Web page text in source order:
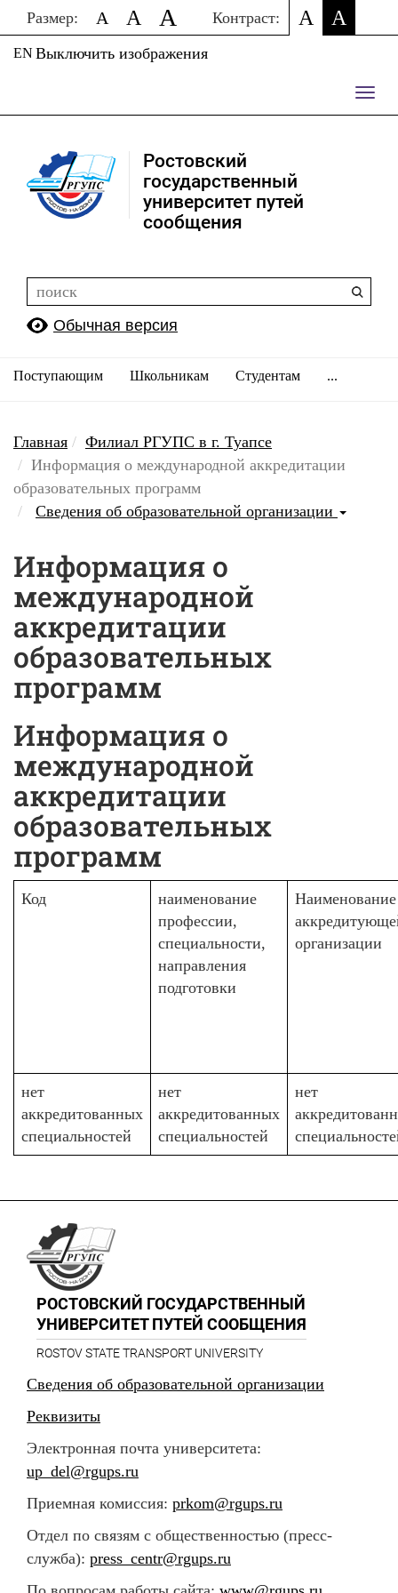
Размер: A A A Контраст: A A
Выключить изображения
EN
Ростовский
государственный
университет путей
сообщения
Обычная версия
Поступающим Школьникам Студентам ...
Главная
Филиал РГУПС в г. Туапсе
Информация о международной аккредитации
образовательных программ
Сведения об образовательной организации
Информация о
международной
аккредитации
образовательных
программ
Информация о
международной
аккредитации
образовательных
программ
Код
наименование
профессии,
специальности,
направления
подготовки
Наименование
организации
нет
аккредитованных
специальностей
нет
аккредитованных
специальностей
нет
РОСТОВСКИЙ ГОСУДАРСТВЕННЫЙ
УНИВЕРСИТЕТ ПУТЕЙ СООБЩЕНИЯ
ROSTOV STATE TRANSPORT UNIVERSITY
Сведения об образовательной организации
Реквизиты
Электронная почта университета:
up_del@rgups.ru
Приемная комиссия: prkom@rgups.ru
Отдел по связям с общественностью (пресс-
служба): press_centr@rgups.ru